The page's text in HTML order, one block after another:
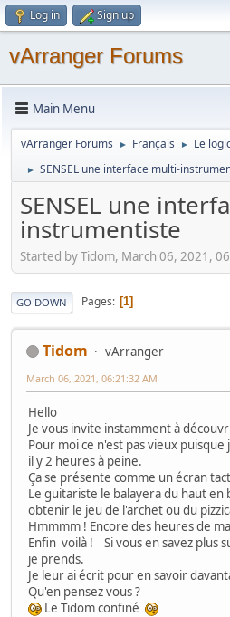
Log in Sign up
vArranger Forums
Main Menu
vArranger Forums ► Français ► Le
► SENSEL une interface multi-
SENSEL une
instrumentiste
Started by Tidom, March 06, 2021,
GO DOWN Pages 1
Tidom vArranger
March 06, 2021, 06:21:32 AM
Hello
Je vous invite instamment à
Pour moi ce n'est pas vieux
il y 2 heures à peine.
Ça se présente comme un écran
Le guitariste le balayera du haut
obtenir le jeu de l'archet ou du
Hmmmm ! Encore des heures de
Enfin voilà ! Si vous en savez plus
je prends.
Je leur ai écrit pour en savoir
Qu'en pensez vous ?
Le Tidom confiné